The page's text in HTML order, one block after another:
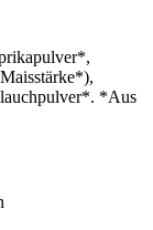
*Aus